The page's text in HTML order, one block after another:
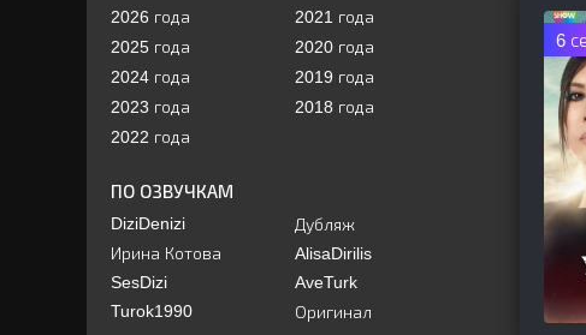
6
2026 года
2025 года
2024 года
2023 года
2022 года
2021 года
2020 года
2019 года
2018 года
ПО ОЗВУЧКАМ
DiziDenizi
Ирина Котова
SesDizi
Turok1990
Дубляж
AlisaDirilis
AveTurk
Оригинал